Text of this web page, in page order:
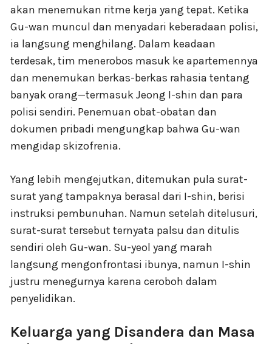
akan menemukan ritme kerja yang tepat. Ketika
Gu-wan muncul dan menyadari keberadaan polisi,
ia langsung menghilang. Dalam keadaan
terdesak, tim menerobos masuk ke apartemennya
dan menemukan berkas-berkas rahasia tentang
banyak orang—termasuk Jeong I-shin dan para
polisi sendiri. Penemuan obat-obatan dan
dokumen pribadi mengungkap bahwa Gu-wan
mengidap skizofrenia.
Yang lebih mengejutkan, ditemukan pula surat-
surat yang tampaknya berasal dari I-shin, berisi
instruksi pembunuhan. Namun setelah ditelusuri,
surat-surat tersebut ternyata palsu dan ditulis
sendiri oleh Gu-wan. Su-yeol yang marah
langsung mengonfrontasi ibunya, namun I-shin
justru menegurnya karena ceroboh dalam
penyelidikan.
Keluarga yang Disandera dan Masa